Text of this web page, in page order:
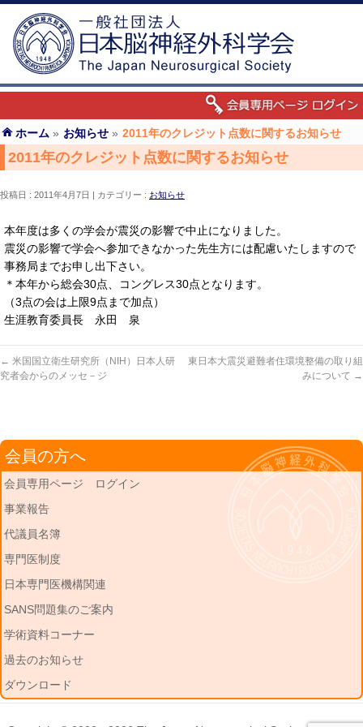
ホーム » お知らせ » 2011年のクレジット点数に関するお知らせ
2011年のクレジット点数に関するお知らせ
投稿日 : 2011年4月7日 カテゴリー : お知らせ
本年度は多くの学会が震災の影響で中止になりました。
震災の影響で学会へ参加できなかった先生方には配慮いたしますので
事務局までお申し出下さい。
＊本年から総会30点、コングレス30点となります。
（3点の会は上限9点まで加点）
生涯教育委員長 永田 泉
← 米国国立衛生研究所（NIH）日本人研
究者会からのメッセ－ジ
東日本大震災避難者住環境整備の取り組
みについて →
会員の方へ
会員専用ページ ログイン
事業報告
代議員名簿
専門医制度
日本専門医機構関連
SANS問題集のご案内
学術資料コーナー
過去のお知らせ
ダウンロード